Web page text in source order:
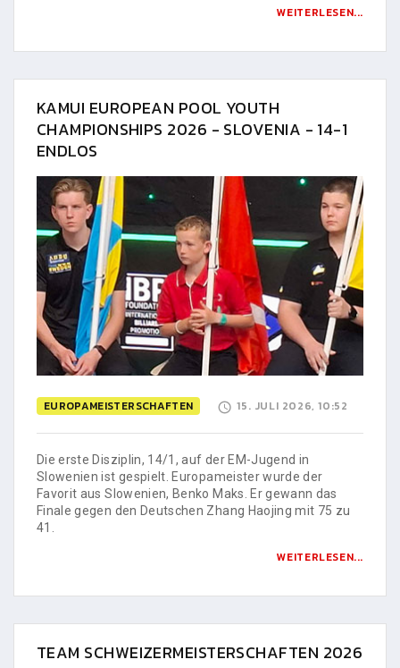
WEITERLESEN...
KAMUI EUROPEAN POOL YOUTH
CHAMPIONSHIPS 2026 - SLOVENIA - 14-1
ENDLOS
EUROPAMEISTERSCHAFTEN 15. JULI 2026, 10:52
Die erste Disziplin, 14/1, auf der EM-Jugend in
Slowenien ist gespielt. Europameister wurde der
Favorit aus Slowenien, Benko Maks. Er gewann das
Finale gegen den Deutschen Zhang Haojing mit 75 zu
41.
WEITERLESEN...
TEAM SCHWEIZERMEISTERSCHAFTEN 2026